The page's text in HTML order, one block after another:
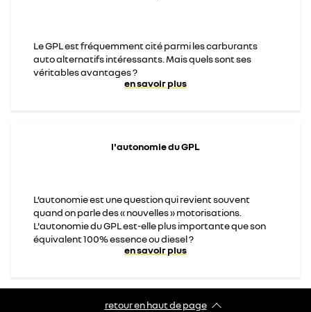
Le GPL est fréquemment cité parmi les carburants
auto alternatifs intéressants. Mais quels sont ses
véritables avantages ?
en savoir plus
l'autonomie du GPL
L’autonomie est une question qui revient souvent
quand on parle des « nouvelles » motorisations.
L'autonomie du GPL est-elle plus importante que son
équivalent 100% essence ou diesel ?
en savoir plus
retour en haut de page​